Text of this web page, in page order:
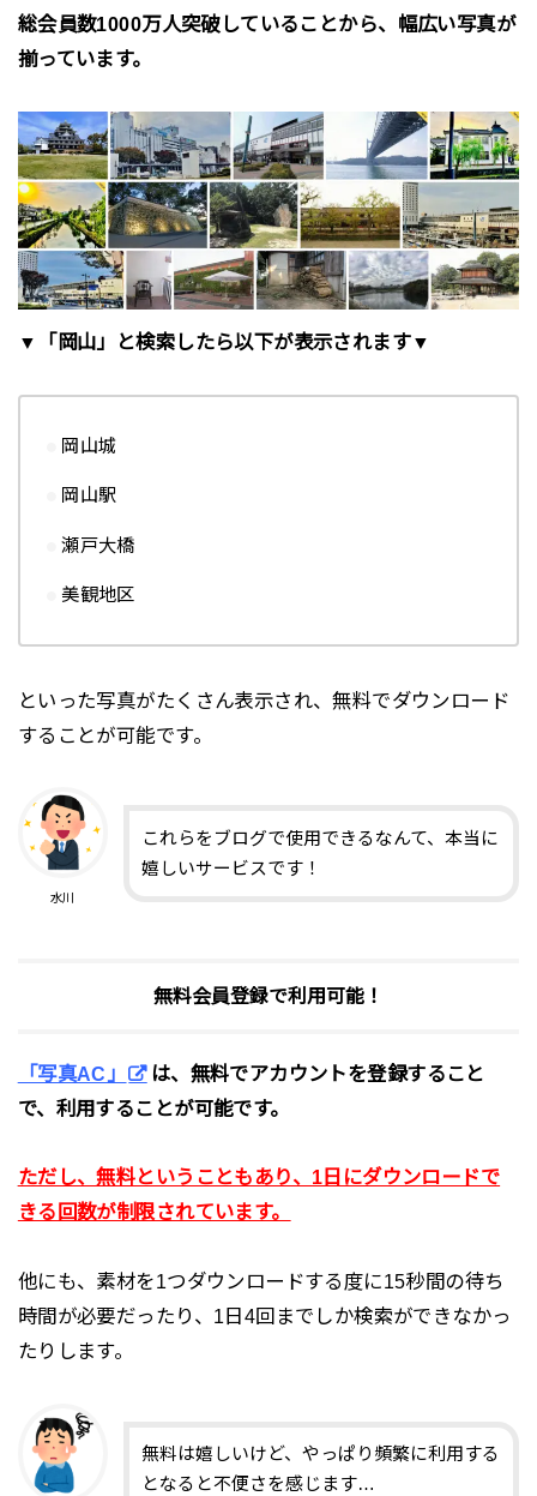
総会員数1000万人突破していることから、幅広い写真が
揃っています。
▼「岡山」と検索したら以下が表示されます▼
岡山城
岡山駅
瀬戸大橋
美観地区
といった写真がたくさん表示され、無料でダウンロード
することが可能です。
水川
これらをブログで使用できるなんて、本当に
嬉しいサービスです！
無料会員登録で利用可能！
「写真AC」
は、無料でアカウントを登録すること
で、利用することが可能です。
ただし、無料ということもあり、 1日にダウンロードで
きる回数が制限されています。
他にも、素材を1つダウンロードする度に15秒間の待ち
時間が必要だったり、1日4回までしか検索ができなかっ
たりします。
無料は嬉しいけど、やっぱり頻繁に利用する
となると不便さを感じます…